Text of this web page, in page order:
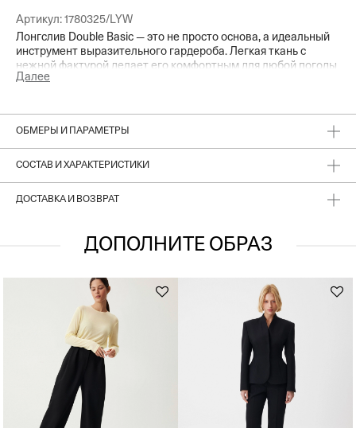
Артикул: 1780325/LYW
Лонгслив Double Basic — это не просто основа, а идеальный
инструмент выразительного гардероба. Легкая ткань c
нежной фактурой делает его комфортным для любой погоды
и позволяет легко наслаивать модели разных оттенков друг
длиной рукава и классическим круглым вырезом выглядит
Далее
ОБМЕРЫ И ПАРАМЕТРЫ
СОСТАВ И ХАРАКТЕРИСТИКИ
ДОСТАВКА И ВОЗВРАТ
ДОПОЛНИТЕ ОБРАЗ